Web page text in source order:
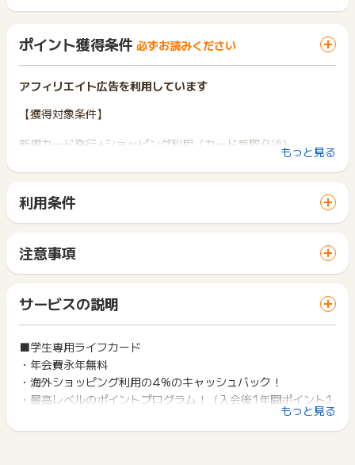
ポイント獲得条件 必ずお読みください
アフィリエイト広告を利用しています
【獲得対象条件】
新規カード発行+ショッピング利用（カード受取必須）
※初めて「ライフカード」へ申込む方が、カード発券月（審査完
了メールの送信月）の翌月末までに合計5,500円(税込)以上の
※カード発行の際の限度額30,001円以上の場合のみ、対象です
※対象カード：学生専用ライフカード
【獲得対象外条件】
※限度額が30,000円以下の場合
※虚偽・架空・不正・キャンセル・データ重複・対象カード以外
の発行・カード切替え
※申込に不備がある、いたずら申込等でカード発券にいたらない
場合
※同一人物の二回目以降の発券
※発券月の翌月末までに合計5,500円(税込)以上の利用がされな
い場合
※カード受取確認がとれない場合・カード申込から120日以内に
※既に、他ライフカードをお持ちの方は対象外となります。
もっと見る
利用条件
サイトに移動してからお申し込みやお買い物が完了するまでの
間に、同じブラウザ（※）で他のサイトに移動した場合はポイン
ト獲得ができません。
ス・お買い物利用時で、デバイス・ブラウザが異なる場合はポ
イント獲得ができません。
2回以上同じお買い物・サービスをご利用される場合は、毎回
ポイントタウンに戻り、「 カード発行でポイントGET 」ボタ
ンを押してからご利用ください。
下記の事項に該当する場合、広告主側で対象外とみなし、「獲
注意事項
非承認理由のお問い合わせは、判定日から2カ月以内にポイン
トタウンサポートヘお問い合わせください。
ポイントの獲得の対象となるのは、税抜き・送料抜き価格とな
ります。
一部のサービスにつきましては、1商品につき10円単位の金額
は切り捨てとなります。
ポイント獲得が1ポイント未満のものは切り捨てとなり、ポイ
原則として広告主側のポイント等を利用して支払われた金額分
サービスの説明
■学生専用ライフカード
・年会費永年無料
・海外ショッピング利用の4%のキャッシュバック！
・最高レベルのポイントプログラム！（入会後1年間ポイント1.
・最短2営業日発行
もっと見る